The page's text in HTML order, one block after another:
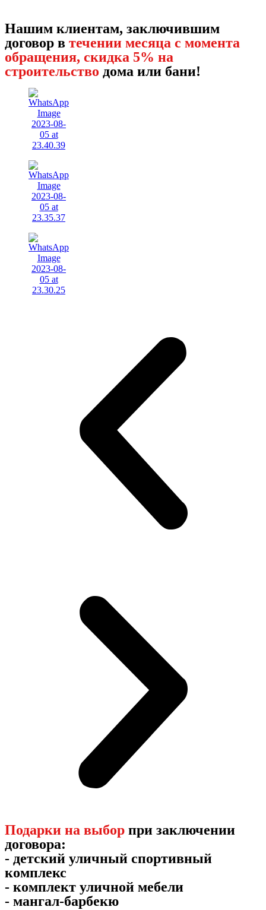
Нашим клиентам, заключившим
договор в течении месяца с момента
обращения, скидка 5% на
строительство дома или бани!
Подарки на выбор при заключении
договора:
- детский уличный спортивный
комплекс
- комплект уличной мебели
- мангал-барбекю